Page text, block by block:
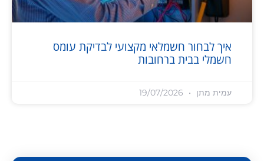
איך לבחור חשמלאי מקצועי לבדיקת עומס
חשמלי בבית ברחובות
עמית מתן